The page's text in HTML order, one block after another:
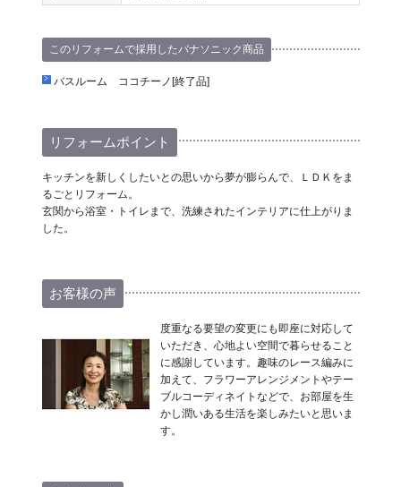
このリフォームで採用したパナソニック商品
バスルーム ココチーノ[終了品]
リフォームポイント
キッチンを新しくしたいとの思いから夢が膨らんで、ＬＤＫをま
るごとリフォーム。
玄関から浴室・トイレまで、洗練されたインテリアに仕上がりま
した。
お客様の声
度重なる要望の変更にも即座に対応して
いただき、心地よい空間で暮らせること
に感謝しています。趣味のレース編みに
加えて、フラワーアレンジメントやテー
ブルコーディネイトなどで、お部屋を生
かし潤いある生活を楽しみたいと思いま
す。